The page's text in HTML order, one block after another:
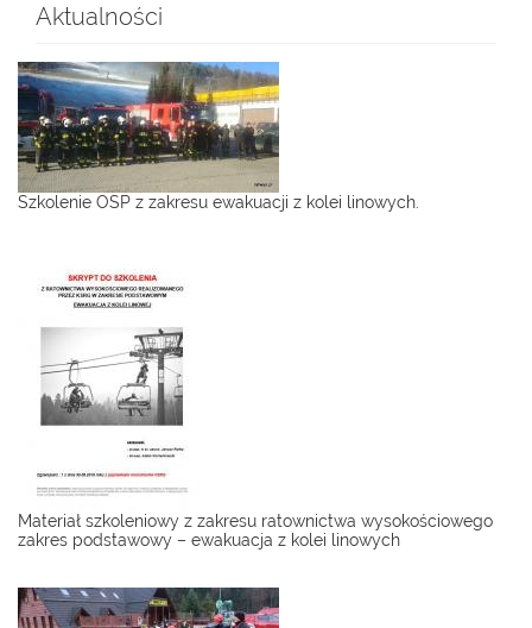
Aktualności
Szkolenie OSP z zakresu ewakuacji z kolei linowych.
Materiał szkoleniowy z zakresu ratownictwa wysokościowego
zakres podstawowy – ewakuacja z kolei linowych